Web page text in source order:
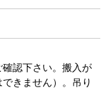
認下さい。搬入が
きません）。吊り